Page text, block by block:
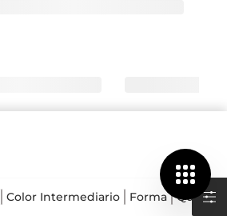
eternidad rodean el dedo
sin interrupción
Color Intermediario Forma Quilates